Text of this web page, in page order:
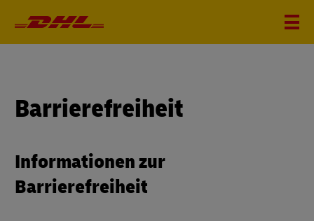
Barrierefreiheit
Informationen zur
Barrierefreiheit